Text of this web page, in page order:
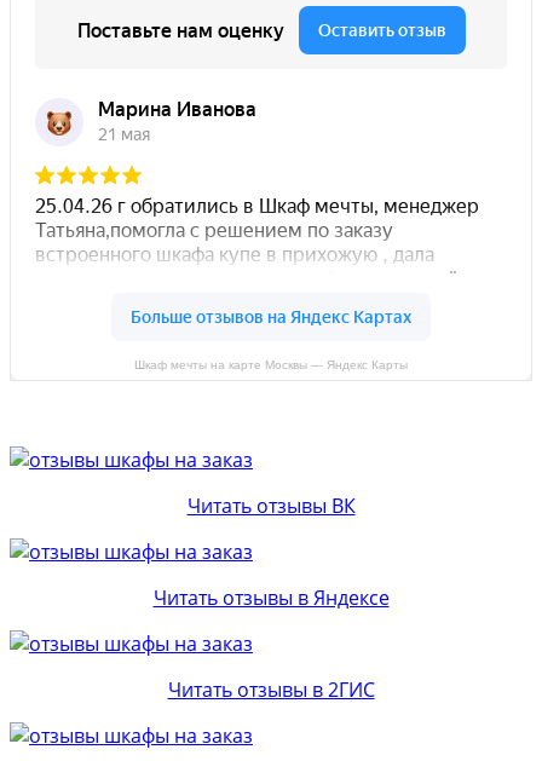
Шкаф мечты на карте Москвы — Яндекс Карты
Читать отзывы ВК
Читать отзывы в Яндексе
Читать отзывы в 2ГИС